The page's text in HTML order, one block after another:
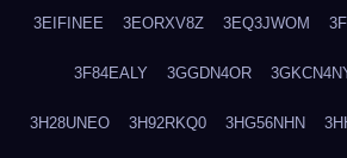
3EIFINEE 3EORXV8Z 3EQ3JWOM
3F84EALY 3GGDN4OR
3H28UNEO 3H92RKQ0 3HG56NHN